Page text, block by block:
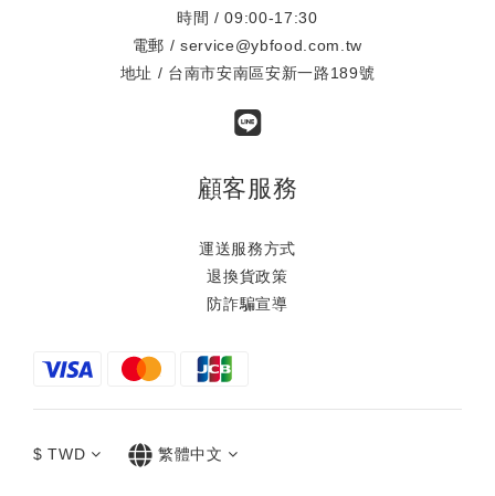
時間 / 09:00-17:30
電郵 / service@ybfood.com.tw
地址 / 台南市安南區安新一路189號
顧客服務
運送服務方式
退換貨政策
防詐騙宣導
$ TWD 繁體中文